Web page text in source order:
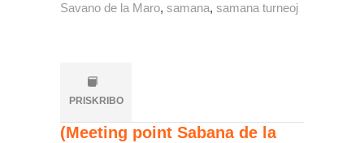
Savano de la Maro, samana, samana turneoj
PRISKRIBO
(Meeting point Sabana de la